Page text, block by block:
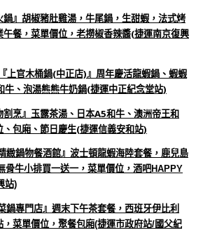
』胡椒豬肚雞湯，牛尾鍋，生甜蝦，法式烤
餐，菜單價位，老撈椒香辣醬(捷運南京復興
上官木桶鍋(中正店)』周年慶活龍蝦鍋、蝦蝦
、泡湯熊熊牛奶鍋(捷運中正紀念堂站)
烹』玉露茶湯、日本A5和牛、澳洲帝王和
包廂、節日慶生(捷運信義安和站)
緻鍋物餐酒館』波士頓龍蝦海陸套餐，鹿兒島
骨牛小排買一送一，菜單價位，酒吧HAPPY
站)
鍋專門店』週末下午茶套餐，西班牙伊比利
菜單價位，聚餐包廂(捷運市政府站/國父紀